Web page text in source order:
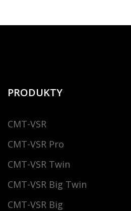
PRODUKTY
CMT-VSR
CMT-VSR Pro
CMT-VSR Twin
CMT-VSR Big Twin
CMT-VSR Big